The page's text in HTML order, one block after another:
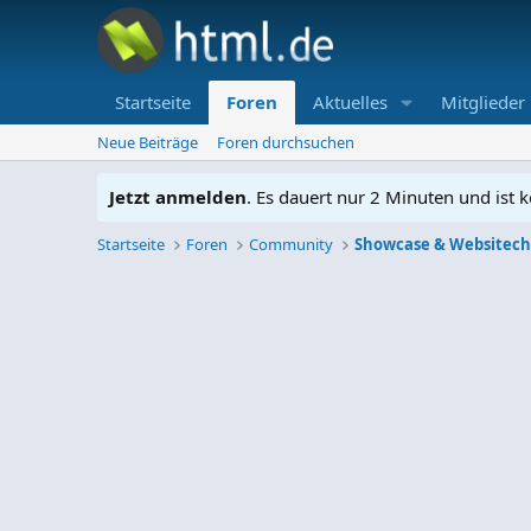
Startseite Foren Aktuelles Mitglieder
Neue Beiträge Foren durchsuchen
Jetzt anmelden. Es dauert nur 2 Minuten und ist
Startseite Foren Community Showcase &